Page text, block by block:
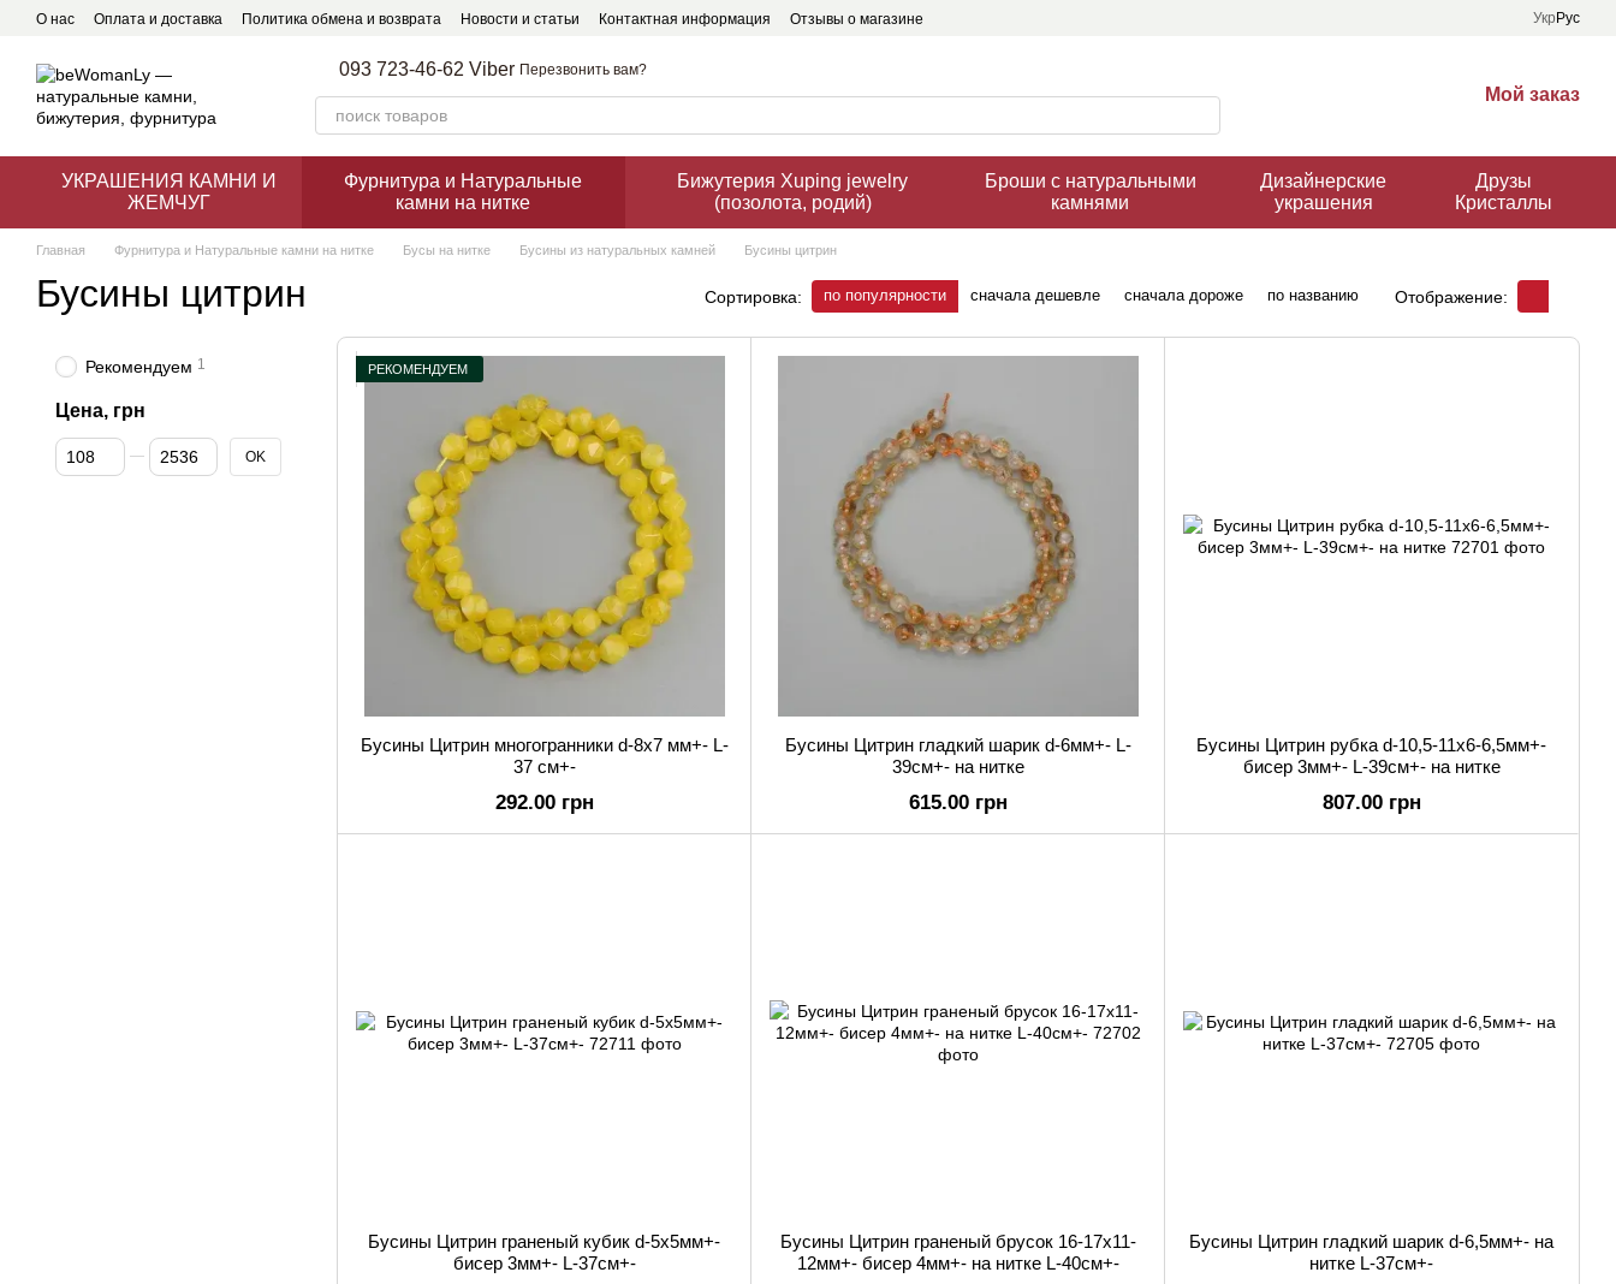
Перейти к основному контенту
О нас Оплата и доставка Политика обмена и возврата Новости и статьи Контактная информация Отзывы о магазине Укр Рус
093 723-46-62 Viber Перезвонить вам?
Мой заказ
УКРАШЕНИЯ КАМНИ И
ЖЕМЧУГ
Фурнитура и Натуральные
камни на нитке
Бижутерия Xuping jewelry
(позолота, родий)
Броши с натуральными
камнями
Дизайнерские
украшения
Друзы
Кристаллы
Главная Фурнитура и Натуральные камни на нитке Бусы на нитке Бусины из натуральных камней Бусины цитрин
Бусины цитрин Сортировка: по популярности сначала дешевле сначала дороже по названию Отображение:
РЕКОМЕНДУЕМ
Бусины Цитрин многогранники d-8х7 мм+- L-
37 см+-
292.00 грн
Бусины Цитрин гладкий шарик d-6мм+- L-
39см+- на нитке
615.00 грн
Бусины Цитрин рубка d-10,5-11х6-6,5мм+-
бисер 3мм+- L-39см+- на нитке
807.00 грн
Бусины Цитрин граненый кубик d-5х5мм+-
бисер 3мм+- L-37см+-
Бусины Цитрин граненый брусок 16-17х11-
12мм+- бисер 4мм+- на нитке L-40см+-
Бусины Цитрин гладкий шарик d-6,5мм+- на
нитке L-37см+-
Рекомендуем 1
Цена, грн
От Цена, грн
До Цена, грн OK